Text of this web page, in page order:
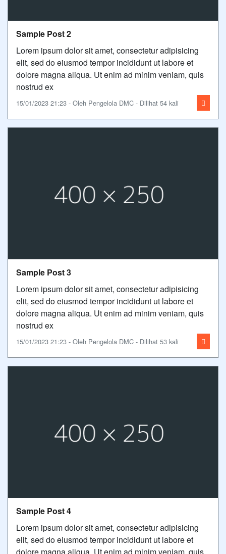
Sample Post 2
Lorem ipsum dolor sit amet, consectetur adipisicing
elit, sed do eiusmod tempor incididunt ut labore et
dolore magna aliqua. Ut enim ad minim veniam, quis
nostrud ex
15/01/2023 21:23 - Oleh Pengelola DMC - Dilihat 54 kali
Sample Post 3
Lorem ipsum dolor sit amet, consectetur adipisicing
elit, sed do eiusmod tempor incididunt ut labore et
dolore magna aliqua. Ut enim ad minim veniam, quis
nostrud ex
15/01/2023 21:23 - Oleh Pengelola DMC - Dilihat 53 kali
Sample Post 4
Lorem ipsum dolor sit amet, consectetur adipisicing
elit, sed do eiusmod tempor incididunt ut labore et